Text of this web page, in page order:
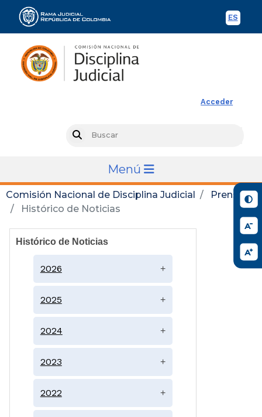
ES
Acceder
Menú
Comisión Nacional de Disciplina Judicial
Prensa
Histórico de Noticias
Histórico de Noticias
2026 +
2025 +
2024 +
2023 +
2022 +